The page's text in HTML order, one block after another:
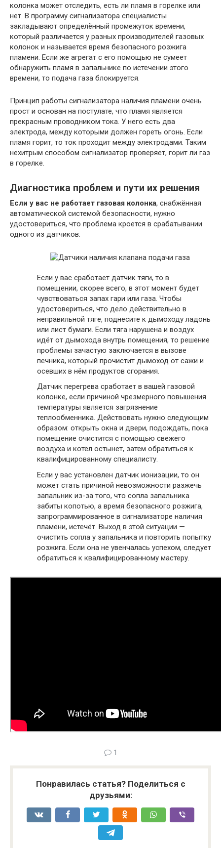
колонка может отследить, есть ли пламя в горелке или
нет. В программу сигнализатора специалисты
закладывают определённый промежуток времени,
который различается у разных производителей газовых
колонок и называется время безопасного розжига
пламени. Если же агрегат с его помощью не сумеет
обнаружить пламя в запальнике по истечении этого
времени, то подача газа блокируется.
Принцип работы сигнализатора наличия пламени очень
прост и основан на постулате, что пламя является
прекрасным проводником тока. У него есть два
электрода, между которыми должен гореть огонь. Если
пламя горит, то ток проходит между электродами. Таким
нехитрым способом сигнализатор проверяет, горит ли газ
в горелке.
Диагностика проблем и пути их решения
Если у вас не работает газовая колонка, снабжённая
автоматической системой безопасности, нужно
удостовериться, что проблема кроется в срабатывании
одного из датчиков:
Если у вас сработает датчик тяги, то в
помещении, скорее всего, в этот момент будет
чувствоваться запах гари или газа. Чтобы
удостовериться, что дело действительно в
неправильной тяге, поднесите к дымоходу ладонь
или лист бумаги. Если тяга нарушена и воздух
идёт от дымохода внутрь помещения, то решение
проблемы зачастую заключается в вызове
печника, который прочистит дымоход от сажи и
осевших в нём продуктов сгорания.
Датчик перегрева сработает в вашей газовой
колонке, если причиной чрезмерного повышения
температуры является загрязнение
теплообменника. Действовать нужно следующим
образом: открыть окна и двери, подождать, пока
помещение очистится с помощью свежего
воздуха и котёл остынет, затем обратиться к
квалифицированному специалисту.
Если у вас установлен датчик ионизации, то он
может стать причиной невозможности разжечь
запальник из-за того, что сопла запальника
забиты копотью, а время безопасного розжига,
запрограммированное в сигнализаторе наличия
пламени, истечёт. Выход в этой ситуации —
очистить сопла у запальника и повторить попытку
розжига. Если она не увенчалась успехом, следует
обратиться к квалифицированному мастеру.
1
Понравилась статья? Поделиться с
друзьями: